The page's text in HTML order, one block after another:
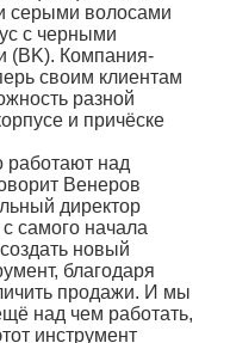
серыми волосами
с черными
(BK). Компания-
своим клиентам
разной
и причёске
над
Венеров
директор
самого начала
новый
благодаря
продажи. И мы
над чем работать,
инструмент